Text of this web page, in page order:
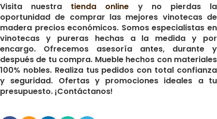
Visita nuestra tienda online y no pierdas la
oportunidad de comprar las mejores vinotecas de
madera precios económicos. Somos especialistas en
vinotecas y pureras hechas a la medida y por
encargo. Ofrecemos asesoría antes, durante y
después de tu compra. Mueble hechos con materiales
100% nobles. Realiza tus pedidos con total confianza
y seguridad. Ofertas y promociones ideales a tu
presupuesto. ¡Contáctanos!